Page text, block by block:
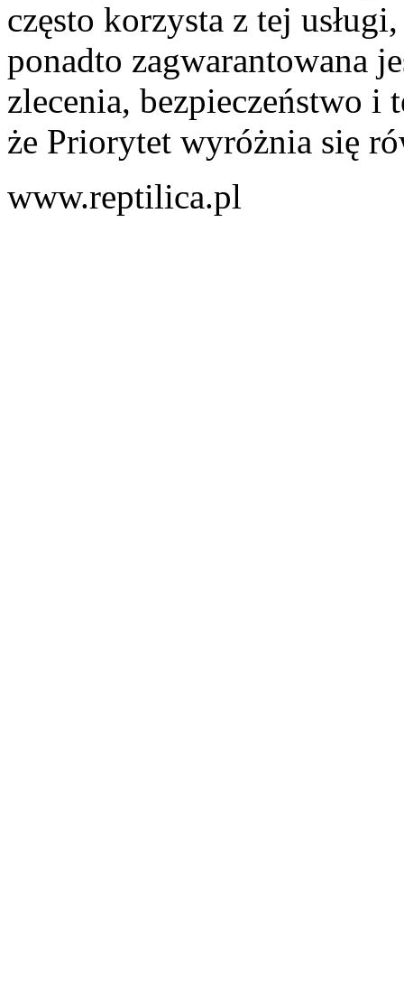
często korzysta z tej
ponadto zagwarantowana
zlecenia, bezpieczeństwo i
że Priorytet wyróżnia się
www.reptilica.pl